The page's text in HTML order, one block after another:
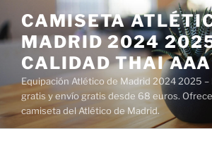
al
contenido
CAMISETA
MADRID 2024
CALIDAD THAI AAA
Equipación Atlético de Madrid 2024 2025 –
gratis y envío gratis desde 68 euros.
camiseta del Atlético de Madrid.